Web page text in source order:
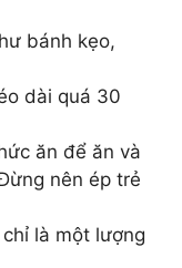
bánh kẹo,
dài quá 30
ăn để ăn và
nên ép trẻ
là một lượng